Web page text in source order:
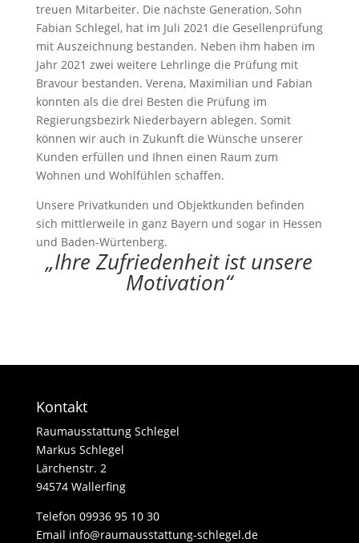
treuen Mitarbeiter. Die nächste Generation, Sohn
Fabian Schlegel, hat im Juli 2021 die Gesellenprüfung
mit Auszeichnung bestanden. Neben ihm haben im
Jahr 2021 zwei weitere Lehrlinge die Prüfung mit
Bravour bestanden. Verena, Maximilian und Fabian
konnten als die drei Besten die Prüfung im
Regierungsbezirk Niederbayern ablegen. Somit
können wir auch in Zukunft die Wünsche unserer
Kunden erfüllen und Ihnen einen Raum zum
Wohnen und Wohlfühlen schaffen.
Unsere Privatkunden und Objektkunden befinden
sich mittlerweile in ganz Bayern und sogar in Hessen
und Baden-Würtenberg.
„Ihre Zufriedenheit ist unsere
Motivation“
Kontakt
Raumausstattung Schlegel
Markus Schlegel
Lärchenstr. 2
94574 Wallerfing
Telefon 09936 95 10 30
Email info@raumausstattung-schlegel.de